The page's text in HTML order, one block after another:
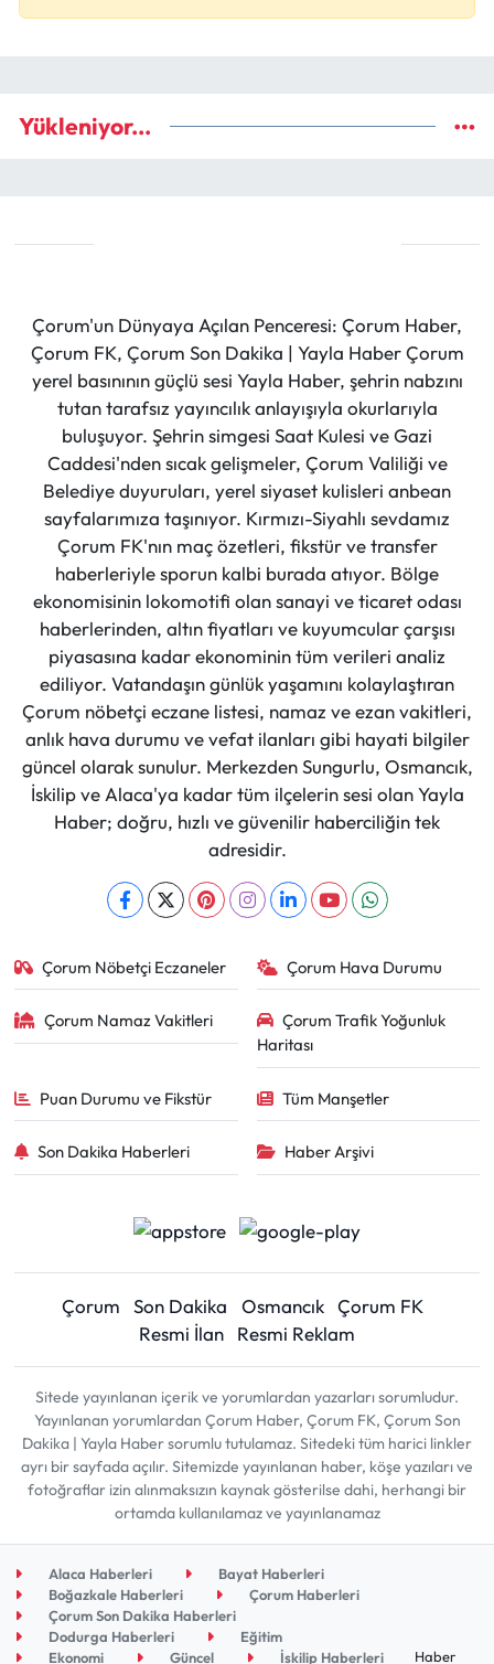
Yükleniyor...
Çorum'un Dünyaya Açılan Penceresi: Çorum Haber,
Çorum FK, Çorum Son Dakika | Yayla Haber Çorum
yerel basınının güçlü sesi Yayla Haber, şehrin nabzını
tutan tarafsız yayıncılık anlayışıyla okurlarıyla
buluşuyor. Şehrin simgesi Saat Kulesi ve Gazi
Caddesi'nden sıcak gelişmeler, Çorum Valiliği ve
Belediye duyuruları, yerel siyaset kulisleri anbean
sayfalarımıza taşınıyor. Kırmızı-Siyahlı sevdamız
Çorum FK'nın maç özetleri, fikstür ve transfer
haberleriyle sporun kalbi burada atıyor. Bölge
ekonomisinin lokomotifi olan sanayi ve ticaret odası
haberlerinden, altın fiyatları ve kuyumcular çarşısı
piyasasına kadar ekonominin tüm verileri analiz
ediliyor. Vatandaşın günlük yaşamını kolaylaştıran
Çorum nöbetçi eczane listesi, namaz ve ezan vakitleri,
anlık hava durumu ve vefat ilanları gibi hayati bilgiler
güncel olarak sunulur. Merkezden Sungurlu, Osmancık,
İskilip ve Alaca'ya kadar tüm ilçelerin sesi olan Yayla
Haber; doğru, hızlı ve güvenilir haberciliğin tek
adresidir.
Çorum Nöbetçi Eczaneler Çorum Hava Durumu
Çorum Namaz Vakitleri
Çorum Trafik Yoğunluk
Haritası
Puan Durumu ve Fikstür Tüm Manşetler
Son Dakika Haberleri Haber Arşivi
Çorum Son Dakika Osmancık Çorum FK
Resmi İlan
Resmi Reklam
Sitede yayınlanan içerik ve yorumlardan yazarları sorumludur.
Yayınlanan yorumlardan Çorum Haber, Çorum FK, Çorum Son
Dakika | Yayla Haber sorumlu tutulamaz. Sitedeki tüm harici linkler
ayrı bir sayfada açılır. Sitemizde yayınlanan haber, köşe yazıları ve
fotoğraflar izin alınmaksızın kaynak gösterilse dahi, herhangi bir
ortamda kullanılamaz ve yayınlanamaz
Alaca Haberleri
Bayat Haberleri
Boğazkale Haberleri
Çorum Haberleri
Çorum Son Dakika Haberleri
Dodurga Haberleri
Eğitim
Ekonomi
Güncel İskilip Haberleri Haber